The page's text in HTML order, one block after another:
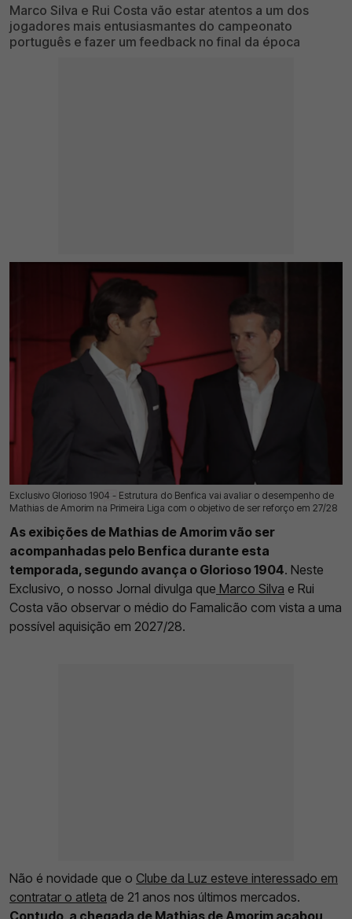
Marco Silva e Rui Costa vão estar atentos a um dos
jogadores mais entusiasmantes do campeonato
português e fazer um feedback no final da época
Exclusivo Glorioso 1904 - Estrutura do Benfica vai avaliar o desempenho de
Mathias de Amorim na Primeira Liga com o objetivo de ser reforço em 27/28
07 Ago 2026 | 03:00 | 0
As exibições de Mathias de Amorim vão ser
acompanhadas pelo Benfica durante esta
temporada, segundo avança o Glorioso 1904. Neste
Exclusivo, o nosso Jornal divulga que Marco Silva e Rui
Costa vão observar o médio do Famalicão com vista a uma
possível aquisição em 2027/28.
Não é novidade que o Clube da Luz esteve interessado em
contratar o atleta de 21 anos nos últimos mercados.